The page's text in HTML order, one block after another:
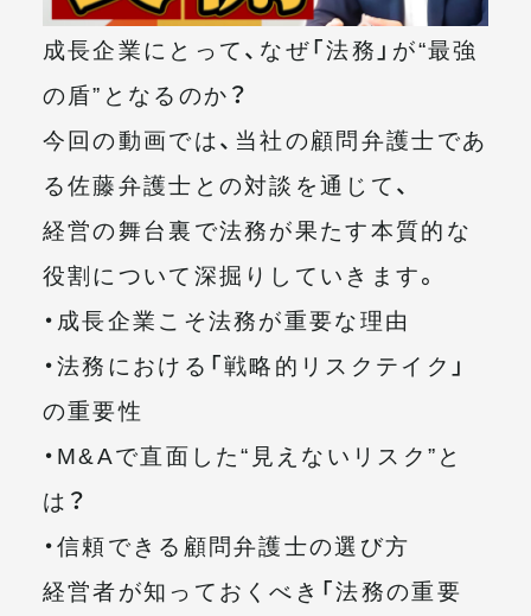
メールマガジン
成長企業にとって、なぜ「法務」が“最強
の盾”となるのか？
今回の動画では、当社の顧問弁護士であ
る佐藤弁護士との対談を通じて、
経営の舞台裏で法務が果たす本質的な
役割について深掘りしていきます。
・成長企業こそ法務が重要な理由
・法務における「戦略的リスクテイク」
の重要性
・M&Aで直面した“見えないリスク”と
は？
・信頼できる顧問弁護士の選び方
経営者が知っておくべき「法務の重要